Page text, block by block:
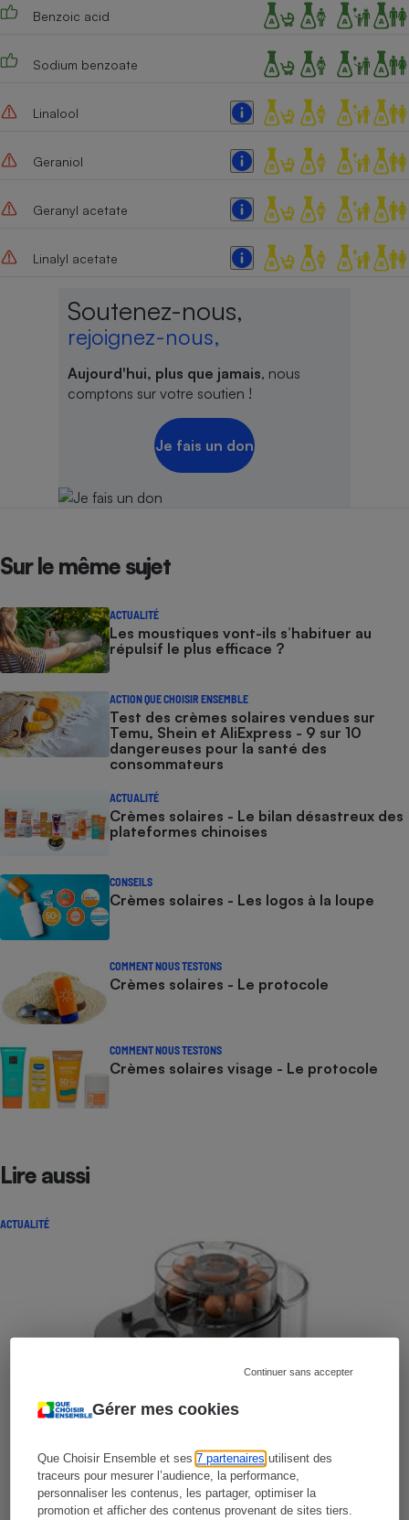
Gérer mes cookies
Que Choisir Ensemble et ses7 partenaires utilisent des
traceurs pour mesurer l’audience, la performance,
personnaliser les contenus, les partager, optimiser la
promotion et afficher des contenus provenant de sites tiers.
Continuer sans accepter
Benzoic acid
Sodium benzoate
Linalool
Geraniol
Geranyl acetate
Linalyl acetate
Soutenez-nous,
rejoignez-nous,
Aujourd'hui, plus que jamais, nous
comptons sur votre soutien !
Je fais un don
Sur le même sujet
ACTUALITÉ
Les moustiques vont-ils s’habituer au
répulsif le plus efficace ?
ACTION QUE CHOISIR ENSEMBLE
Test des crèmes solaires vendues sur
Temu, Shein et AliExpress - 9 sur 10
dangereuses pour la santé des
consommateurs
ACTUALITÉ
Crèmes solaires - Le bilan désastreux des
plateformes chinoises
CONSEILS
Crèmes solaires - Les logos à la loupe
COMMENT NOUS TESTONS
Crèmes solaires - Le protocole
COMMENT NOUS TESTONS
Crèmes solaires visage - Le protocole
Lire aussi
ACTUALITÉ